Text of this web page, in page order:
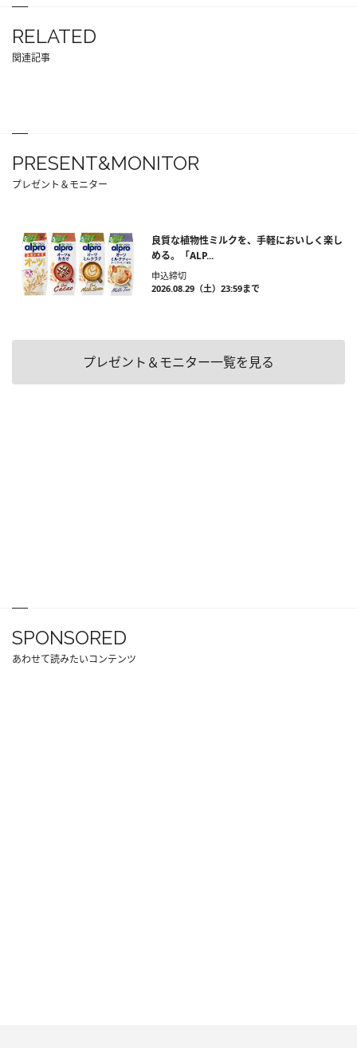
RELATED
関連記事
PRESENT&MONITOR
プレゼント＆モニター
良質な植物性ミルクを、手軽においしく楽し
める。「ALP...
申込締切
2026.08.29（土）23:59まで
プレゼント＆モニター一覧を見る
SPONSORED
あわせて読みたいコンテンツ